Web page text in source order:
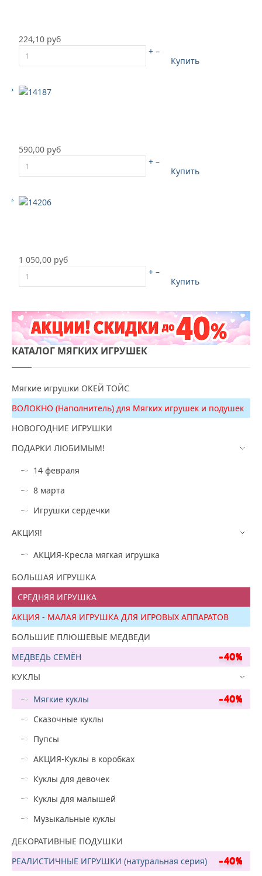
224,10 руб
+ –
Купить
590,00 руб
+ –
Купить
1 050,00 руб
+ –
Купить
КАТАЛОГ МЯГКИХ ИГРУШЕК
Мягкие игрушки ОКЕЙ ТОЙС
ВОЛОКНО (Наполнитель) для Мягких игрушек и подушек
НОВОГОДНИЕ ИГРУШКИ
ПОДАРКИ ЛЮБИМЫМ!
14 февраля
8 марта
Игрушки сердечки
АКЦИЯ!
АКЦИЯ-Кресла мягкая игрушка
БОЛЬШАЯ ИГРУШКА
СРЕДНЯЯ ИГРУШКА
АКЦИЯ - МАЛАЯ ИГРУШКА ДЛЯ ИГРОВЫХ АППАРАТОВ
БОЛЬШИЕ ПЛЮШЕВЫЕ МЕДВЕДИ
МЕДВЕДЬ СЕМЁН
КУКЛЫ
Мягкие куклы
Сказочные куклы
Пупсы
АКЦИЯ-Куклы в коробках
Куклы для девочек
Куклы для малышей
Музыкальные куклы
ДЕКОРАТИВНЫЕ ПОДУШКИ
РЕАЛИСТИЧНЫЕ ИГРУШКИ (натуральная серия)